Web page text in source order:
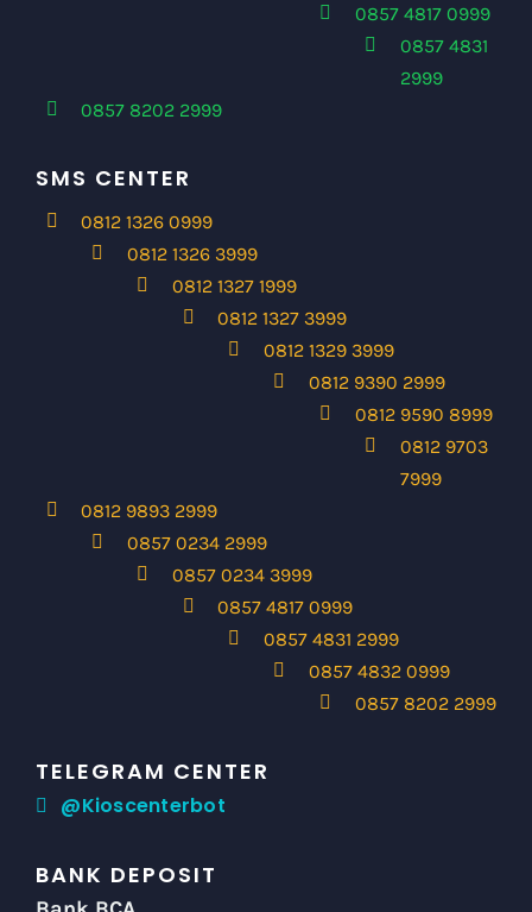
0857 4817 0999
0857 4831
2999
0857 8202 2999
SMS CENTER
0812 1326 0999
0812 1326 3999
0812 1327 1999
0812 1327 3999
0812 1329 3999
0812 9390 2999
0812 9590 8999
0812 9703
7999
0812 9893 2999
0857 0234 2999
0857 0234 3999
0857 4817 0999
0857 4831 2999
0857 4832 0999
0857 8202 2999
TELEGRAM CENTER
@Kioscenterbot
BANK DEPOSIT